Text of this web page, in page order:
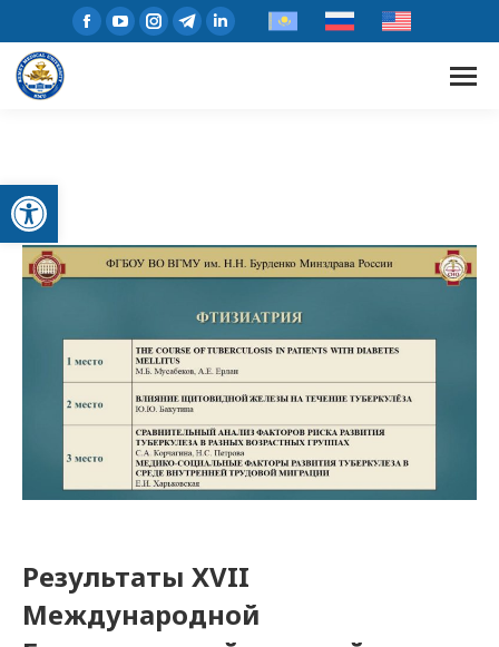
Открыть панель инструментов
Результаты XVII
Международной